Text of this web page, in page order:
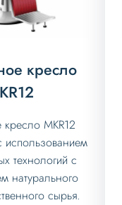
кресло
МKR12
использованием
технологий с
натурального
сырья.